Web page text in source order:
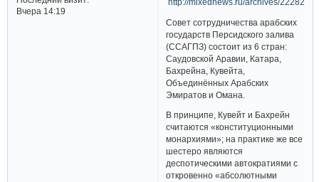
Вчера 14:19
Совет сотрудничества арабских
государств Персидского залива
(ССАГПЗ) состоит из 6 стран:
Саудовской Аравии, Катара,
Бахрейна, Кувейта,
Объединённых Арабских
Эмиратов и Омана.
В принципе, Кувейт и Бахрейн
считаются «конституционными
монархиями»; на практике же все
шестеро являются
деспотическими автократиями с
откровенно «абсолютными